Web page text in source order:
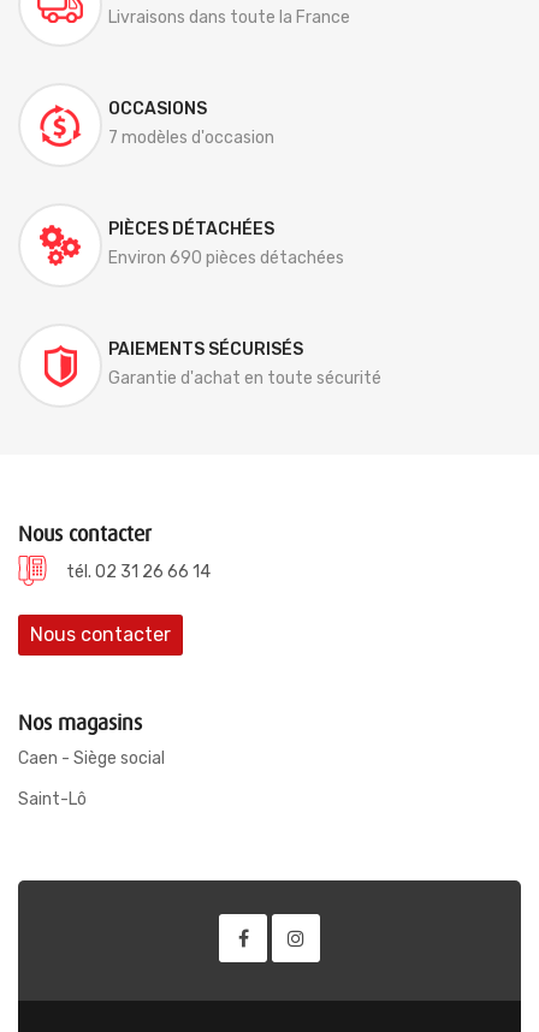
Livraisons dans toute la France
OCCASIONS
7 modèles d'occasion
PIÈCES DÉTACHÉES
Environ 690 pièces détachées
PAIEMENTS SÉCURISÉS
Garantie d'achat en toute sécurité
Nous contacter
tél. 02 31 26 66 14
Nous contacter
Nos magasins
Caen - Siège social
Saint-Lô